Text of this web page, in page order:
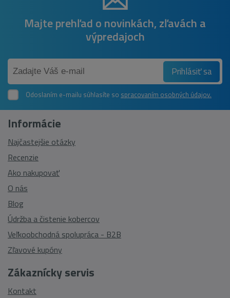
Majte prehľad o novinkách, zľavách a
výpredajoch
Prihlásiť sa
Odoslaním e-mailu súhlasíte so spracovaním osobných údajov.
Zákaznícky servis
Kontakt
Informácie
Najčastejšie otázky
Recenzie
Ako nakupovať
O nás
Blog
Údržba a čistenie kobercov
Veľkoobchodná spolupráca - B2B
Zľavové kupóny